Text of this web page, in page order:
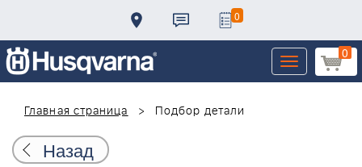
0
0
Toggle
navigation
Главная страница
Подбор детали
Назад